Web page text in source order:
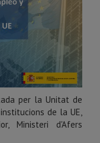
per la Unitat de
de la UE,
Ministeri d'Afers